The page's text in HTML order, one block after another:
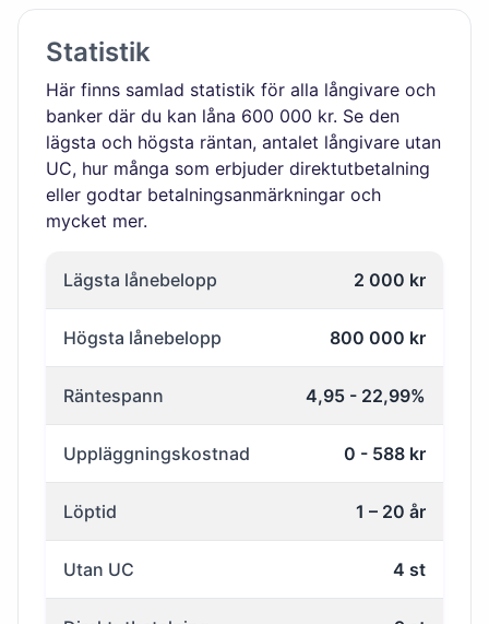
Statistik
Här finns samlad statistik för alla långivare och
banker där du kan låna 600 000 kr. Se den
lägsta och högsta räntan, antalet långivare utan
UC, hur många som erbjuder direktutbetalning
eller godtar betalningsanmärkningar och
mycket mer.
Lägsta lånebelopp 2 000 kr
Högsta lånebelopp 800 000 kr
Räntespann 4,95 - 22,99%
Uppläggningskostnad 0 - 588 kr
Löptid 1 – 20 år
Utan UC 4 st